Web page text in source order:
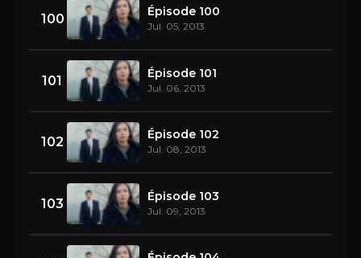
100 Épisode 100
Jul. 05, 2013
101 Épisode 101
Jul. 06, 2013
102 Épisode 102
Jul. 08, 2013
103 Épisode 103
Jul. 09, 2013